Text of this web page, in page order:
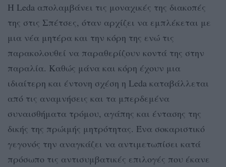
Η Leda απολαμβάνει τις μοναχικές της διακοπές
της στις Σπέτσες, όταν αρχίζει να εμπλέκεται με
μια νέα μητέρα και την κόρη της ενώ τις
παρακολουθεί να παραθερίζουν κοντά της στην
παραλία. Καθώς μάνα και κόρη έχουν μια
ιδιαίτερη και έντονη σχέση η Leda καταβάλλεται
από τις αναμνήσεις και τα μπερδεμένα
συναισθήματα τρόμου, αγάπης και έντασης της
δικής της πρώιμής μητρότητας. Ένα σοκαριστικό
γεγονός την αναγκάζει να αντιμετωπίσει κατά
πρόσωπο τις αντισυμβατικές επιλογές που έκανε